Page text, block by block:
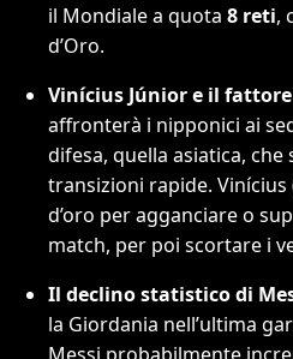
il Mondiale a quota 8 reti,
d’Oro.
Vinícius Júnior e il
affronterà i nipponici ai
difesa, quella asiatica,
transizioni rapide. Vinícius
d’oro per agganciare o
match, per poi scortare i
Il declino statistico di
la Giordania nell’ultima